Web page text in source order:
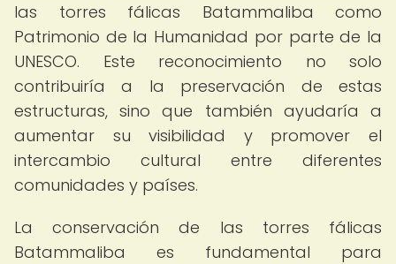
las torres fálicas Batammaliba como
Patrimonio de la Humanidad por parte de la
UNESCO. Este reconocimiento no solo
contribuiría a la preservación de estas
estructuras, sino que también ayudaría a
aumentar su visibilidad y promover el
intercambio cultural entre diferentes
comunidades y países.
La conservación de las torres fálicas
Batammaliba es fundamental para